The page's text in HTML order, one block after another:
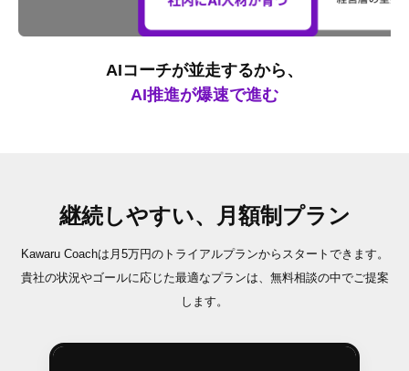
AIコーチが並走するから、
AI推進が爆速で進む
継続しやすい、月額制プラン
Kawaru Coachは月5万円のトライアルプランからスタートできます。
貴社の状況やゴールに応じた最適なプランは、無料相談の中でご提案
します。